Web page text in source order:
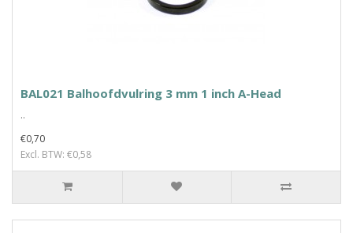
BAL021 Balhoofdvulring 3 mm 1 inch A-Head
..
€0,70
Excl. BTW: €0,58